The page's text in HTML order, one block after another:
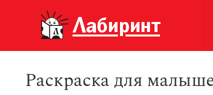
Раскраска для